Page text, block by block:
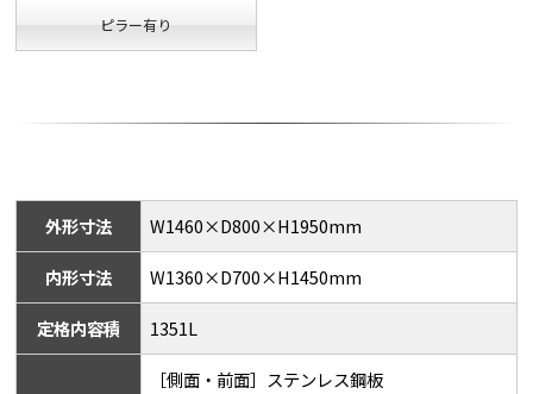
ピラー有り
外形寸法 W1460×D800×H1950mm
内形寸法 W1360×D700×H1450mm
定格内容積 1351L
［側面・前面］ステンレス鋼板